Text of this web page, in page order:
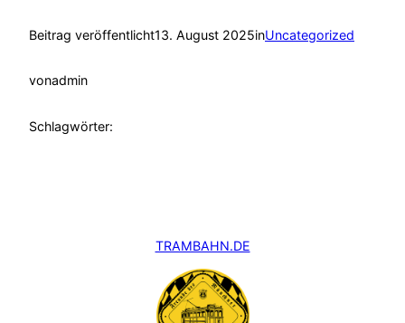
Beitrag veröffentlicht13. August 2025inUncategorized
vonadmin
Schlagwörter:
TRAMBAHN.DE